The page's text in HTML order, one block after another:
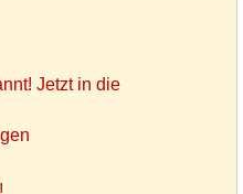
Jetzt in die